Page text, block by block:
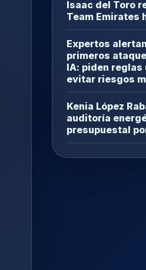
Isaac del Toro
Team Emirates
Expertos
primeros
IA: piden
evitar riesgos
Kenia López
auditoría
presupuestal